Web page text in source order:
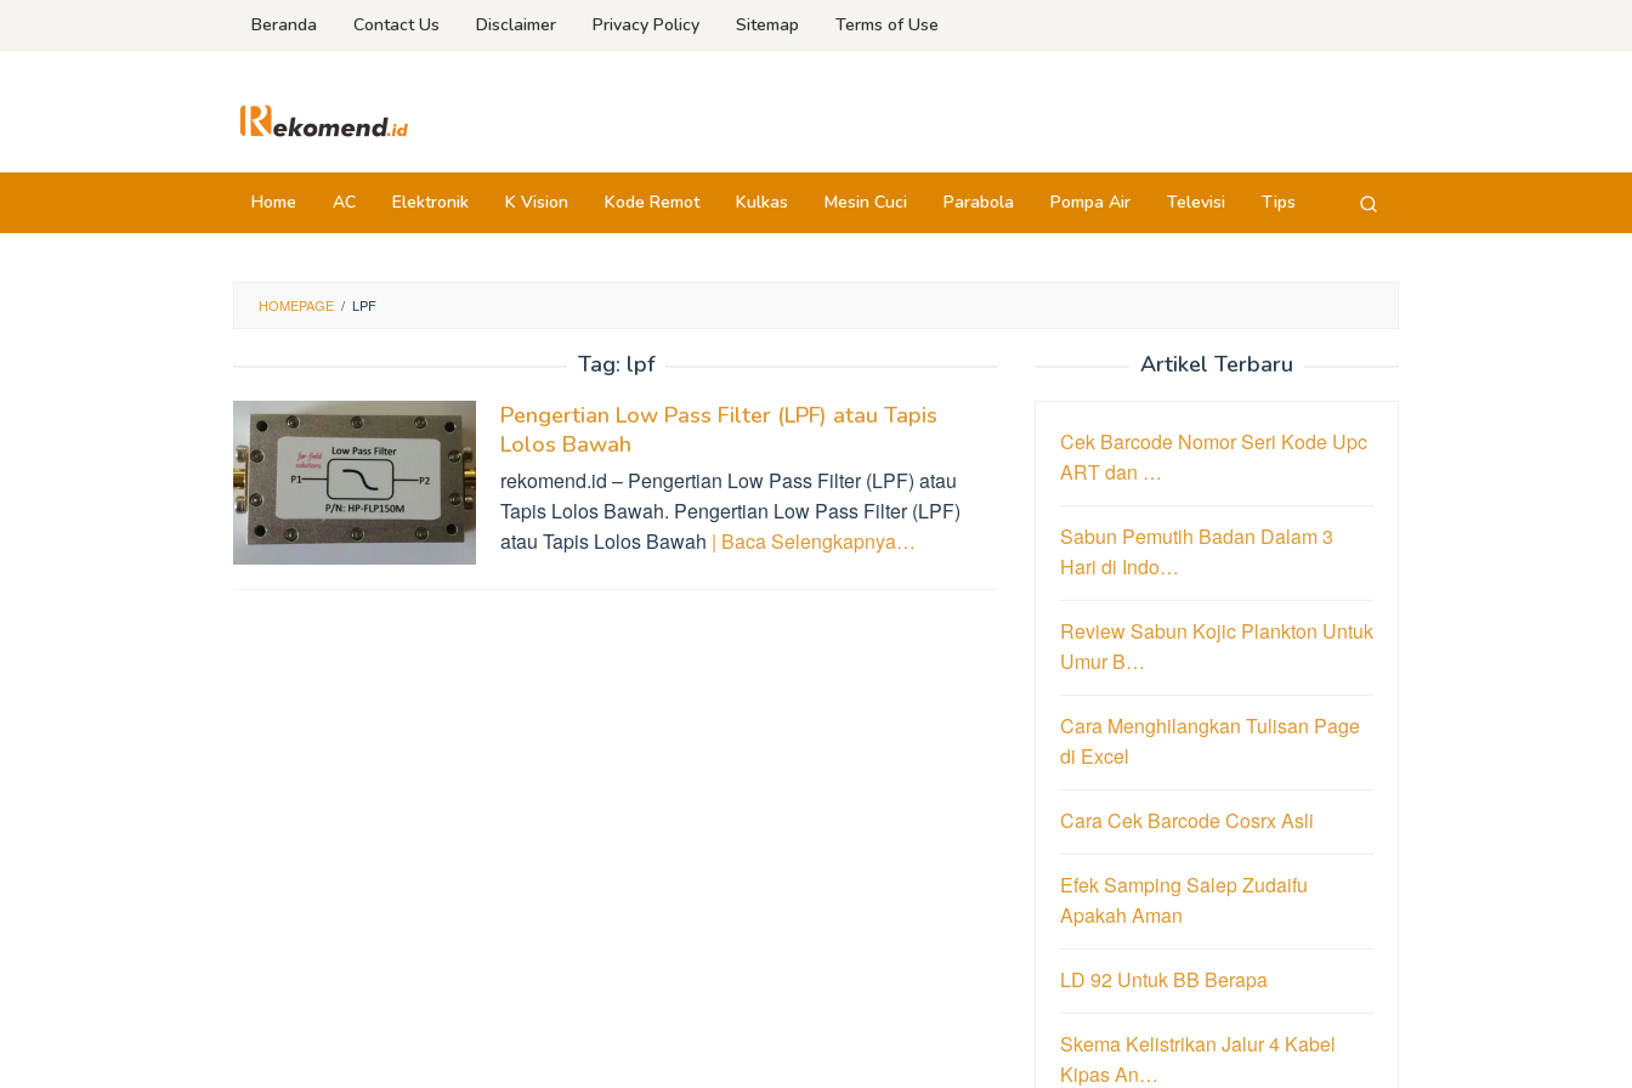
Beranda Contact Us Disclaimer Privacy Policy Sitemap Terms of Use
Home AC Elektronik K Vision Kode Remot Kulkas Mesin Cuci Parabola Pompa Air Televisi Tips
HOMEPAGE / LPF
Tag: lpf
Pengertian Low Pass Filter (LPF) atau Tapis
Lolos Bawah
rekomend.id – Pengertian Low Pass Filter (LPF) atau
Tapis Lolos Bawah. Pengertian Low Pass Filter (LPF)
atau Tapis Lolos Bawah | Baca Selengkapnya…
Artikel Terbaru
Cek Barcode Nomor Seri Kode Upc
ART dan …
Sabun Pemutih Badan Dalam 3
Hari di Indo…
Review Sabun Kojic Plankton Untuk
Umur B…
Cara Menghilangkan Tulisan Page
di Excel
Cara Cek Barcode Cosrx Asli
Efek Samping Salep Zudaifu
Apakah Aman
LD 92 Untuk BB Berapa
Skema Kelistrikan Jalur 4 Kabel
Kipas An…